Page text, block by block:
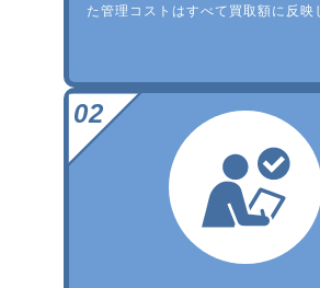
た管理コストはすべて買取額に反映